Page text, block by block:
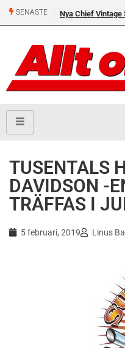
SENASTE Nya Chief Vintage
TUSENTALS
DAVIDSON -
TRÄFFAS I
5 februari, 2019 Linus